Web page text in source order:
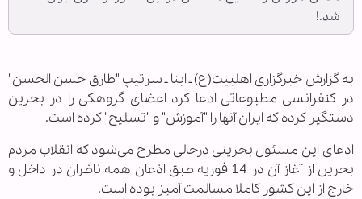
شد.!
به گزارش خبرگزاری اهل‏بیت(ع) ـ ابنا ـ سرتیپ "طارق حسن الحسن"
در کنفرانسی مطبوعاتی ادعا کرد اعضای گروهکی را در بحرین
دستگیر کرده که ایران آنها را "آموزش" و "تسلیح" کرده است.
ادعای این مسئول بحرینی درحالی مطرح می‌شود که انقلاب مردم
بحرین از آغاز آن در 14 فوریه طبق اذعان همه ناظران در داخل و
خارج از این کشور کاملا مسالمت آمیز بوده است.